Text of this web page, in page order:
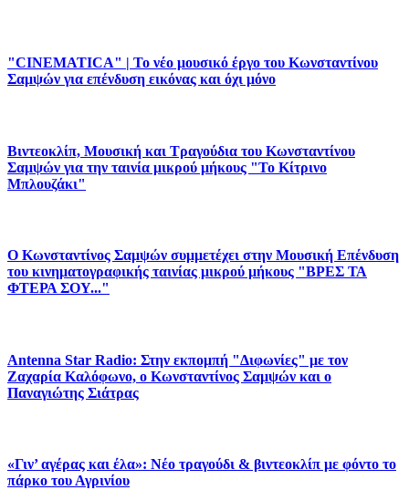
"CINEMATICA" | Το νέο μουσικό έργο του Κωνσταντίνου
Σαμψών για επένδυση εικόνας και όχι μόνο
Βιντεοκλίπ, Μουσική και Τραγούδια του Κωνσταντίνου
Σαμψών για την ταινία μικρού μήκους "Το Κίτρινο
Μπλουζάκι"
Ο Κωνσταντίνος Σαμψών συμμετέχει στην Μουσική Επένδυση
του κινηματογραφικής ταινίας μικρού μήκους "ΒΡΕΣ ΤΑ
ΦΤΕΡΑ ΣΟΥ..."
Antenna Star Radio: Στην εκπομπή "Διφωνίες" με τον
Ζαχαρία Καλόφωνο, ο Κωνσταντίνος Σαμψών και ο
Παναγιώτης Σιάτρας
«Γιν’ αγέρας και έλα»: Νέο τραγούδι & βιντεοκλίπ με φόντο το
πάρκο του Αγρινίου